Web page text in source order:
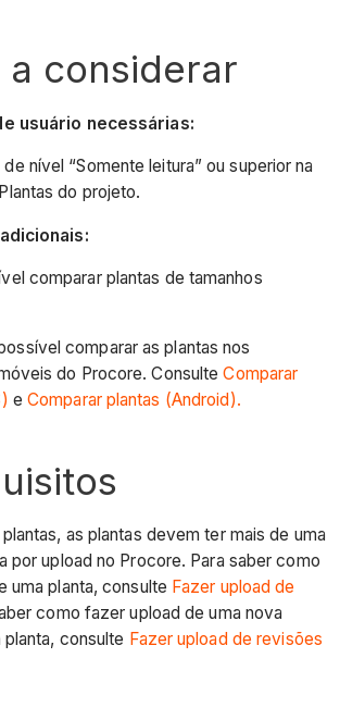
a considerar​
usuário necessárias:
nível “Somente leitura” ou superior na
do projeto.
comparar plantas de tamanhos
comparar as plantas nos
do Procore. ConsulteComparar
e Comparar plantas (Android).
as plantas devem ter mais de uma
por upload no Procore. Para saber como
uma planta, consulte Fazer upload de
como fazer upload de uma nova
consulte Fazer upload de revisões